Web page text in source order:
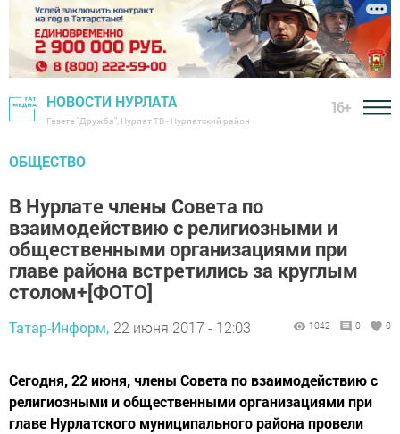
НОВОСТИ НУРЛАТА
Газета "Дружба", Нурлат ТВ - Нурлатский район
16+
ОБЩЕСТВО
В Нурлате члены Совета по
взаимодействию с религиозными и
общественными организациями при
главе района встретились за круглым
столом+[ФОТО]
Татар-Информ, 22 июня 2017 - 12:03 1042 0 0
Сегодня, 22 июня, члены Совета по взаимодействию с
религиозными и общественными организациями при
главе Нурлатского муниципального района провели